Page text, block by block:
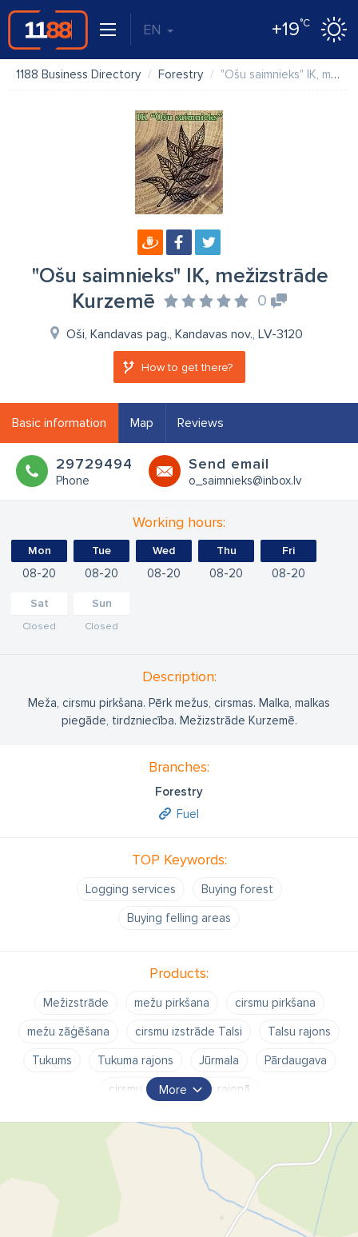
EN +19°C
1188 Business Directory Forestry "Ošu saimnieks" IK, mežizstrāde Kurzemē
"Ošu saimnieks" IK, mežizstrāde
Kurzemē
0
Oši, Kandavas pag., Kandavas nov., LV-3120
How to get there?
Basic information Map Reviews
29729494
Phone
Send email
o_saimnieks@inbox.lv
Working hours:
Mon
08 20
Tue
08 20
Wed
08 20
Thu
08 20
Fri
08 20
Sat
Closed
Sun
Closed
Description:
Meža, cirsmu pirkšana. Pērk mežus, cirsmas. Malka, malkas
piegāde, tirdzniecība. Mežizstrāde Kurzemē.
Branches:
Forestry
Fuel
TOP Keywords:
Logging services
Buying forest
Buying felling areas
Products:
Mežizstrāde mežu pirkšana
cirsmu pirkšana
mežu zāģēšana
cirsmu izstrāde Talsi
Talsu rajons
Tukums
Tukuma rajons Jūrmala
Pārdaugava
cirsmu pirkšna Talsu rajonā
More